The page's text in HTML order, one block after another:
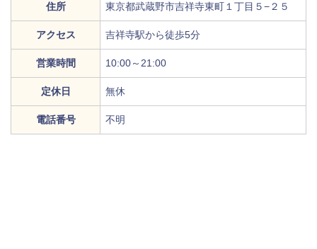
住所 東京都武蔵野市吉祥寺東町１丁目５−２５
アクセス 吉祥寺駅から徒歩5分
営業時間 10:00～21:00
定休日 無休
電話番号 不明